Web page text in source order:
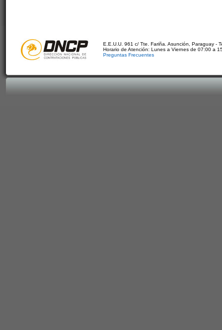
E.E.U.U. 961 c/ Tte. Fariña. Asunción, Paraguay -
Horario de Atención: Lunes a Viernes de 07:00 a
Preguntas Frecuentes